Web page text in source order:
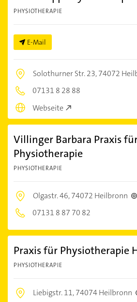
PHYSIOTHERAPIE
E-Mail
Solothurner Str. 23,74072
07131 8 28 88
Webseite
Villinger Barbara Praxis
Physiotherapie
PHYSIOTHERAPIE
Olgastr. 46,74072 Heilbronn
07131 8 87 70 82
Praxis für Physiotherapie
PHYSIOTHERAPIE
Liebigstr. 11,74074 Heilbronn